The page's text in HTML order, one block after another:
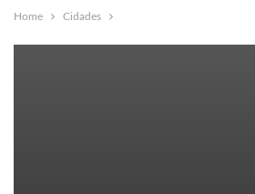
Home Cidades